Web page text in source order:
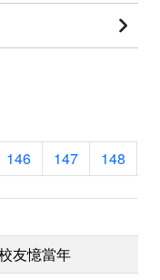
146 147 148
友憶當年